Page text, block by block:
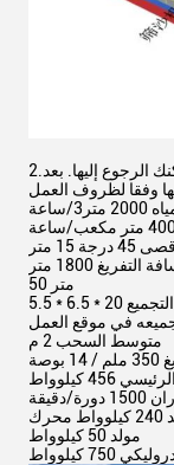
2.هذه هي المعلمات من معدات تعدين الذهب، يمكنك الرجوع إليها. بعد
ساعة
15 متر
التفريغ 1800 متر
50 متر
في موقع العمل
متوسط السحب 2 م
456 كيلوواط
دقيقة
مولد 50 كيلوواط
كيلوواط